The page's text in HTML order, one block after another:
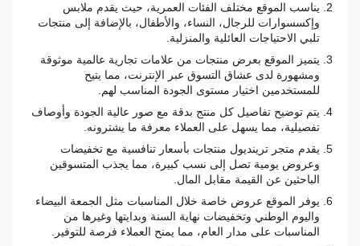
يناسب الموقع مختلف الفئات العمرية، حيث يقدم ملابس
وإكسسوارات للرجال، النساء، والأطفال، بالإضافة إلى منتجات
تلبي الاحتياجات العائلية والمنزلية.
يتميز الموقع بعرض منتجات من علامات تجارية عالمية موثوقة
ومشهورة لدى عشاق التسوق عبر الإنترنت، مما يتيح
للمستخدمين اختيار مستوى الجودة المناسب لهم.
يتم توضيح تفاصيل كل منتج بدقة مع صور عالية الجودة وأوصاف
تفصيلية، مما يسهل على العملاء معرفة ما يشترونه.
يقدم متجر ترينديول منتجات بأسعار تنافسية مع تخفيضات
وعروض يومية تصل إلى نسب كبيرة، مما يجذب المتسوقين
الباحثين عن القيمة مقابل المال.
يوفر الموقع عروض خاصة خلال المناسبات مثل الجمعة البيضاء
واليوم الوطني وتخفيضات نهاية السنة وبدايتها وغيرها من
المناسبات على مدار العام، مما يمنح العملاء فرصة للتوفير.